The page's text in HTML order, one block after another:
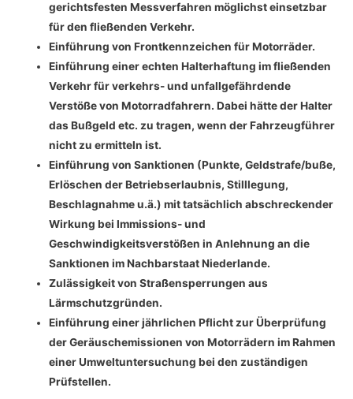
gerichtsfesten Messverfahren möglichst einsetzbar
für den fließenden Verkehr.
Einführung von Frontkennzeichen für Motorräder.
Einführung einer echten Halterhaftung im fließenden
Verkehr für verkehrs- und unfallgefährdende
Verstöße von Motorradfahrern. Dabei hätte der Halter
das Bußgeld etc. zu tragen, wenn der Fahrzeugführer
nicht zu ermitteln ist.
Einführung von Sanktionen (Punkte, Geldstrafe/buße,
Erlöschen der Betriebserlaubnis, Stilllegung,
Beschlagnahme u.ä.) mit tatsächlich abschreckender
Wirkung bei Immissions- und
Geschwindigkeitsverstößen in Anlehnung an die
Sanktionen im Nachbarstaat Niederlande.
Zulässigkeit von Straßensperrungen aus
Lärmschutzgründen.
Einführung einer jährlichen Pflicht zur Überprüfung
der Geräuschemissionen von Motorrädern im Rahmen
einer Umweltuntersuchung bei den zuständigen
Prüfstellen.